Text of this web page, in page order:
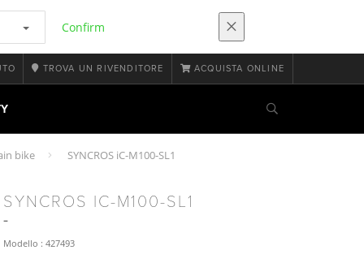
Confirm
TROVA UN RIVENDITORE ACQUISTA ONLINE
bike SYNCROS iC-M100-SL1
SYNCROS IC-M100-SL1
Modello : 427493